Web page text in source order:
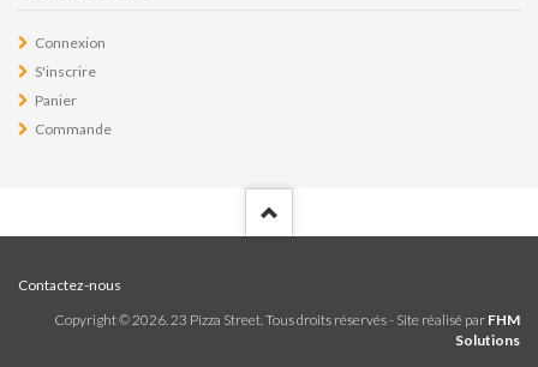
Connexion
S'inscrire
Panier
Commande
Contactez-nous
Copyright © 2026 . 23 Pizza Street. Tous droits réservés - Site réalisé par FHM
Solutions